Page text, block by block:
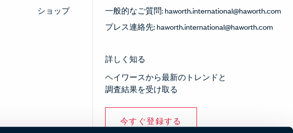
ショップ
一般的なご質問:haworth.international@haworth.com
プレス連絡先:haworth.international@haworth.com
詳しく知る
ヘイワースから最新のトレンドと
調査結果を受け取る
今すぐ登録する